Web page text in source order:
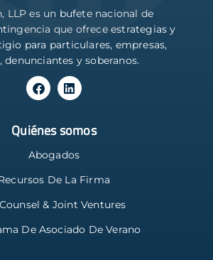
LLP es un bufete nacional de
que ofrece estrategias y
para particulares, empresas,
denunciantes y soberanos.
Quiénes somos
Abogados
De La Firma
& Joint Ventures
De Asociado De Verano